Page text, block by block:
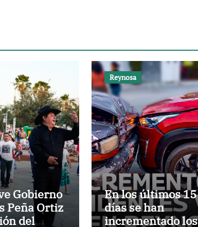
Gobierno
Peña Ortiz
del
Reynosa
En los últimos 15
días se han
incrementado los